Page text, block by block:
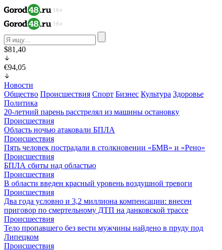
$81,40
€94,05
Новости
Общество Происшествия Спорт Бизнес Культура Здоровье
Политика
20-летний парень расстрелял из машины остановку
Происшествия
Область ночью атаковали БПЛА
Происшествия
Пять человек пострадали в столкновении «БМВ» и «Рено»
Происшествия
БПЛА сбиты над областью
Происшествия
В области введен красный уровень воздушной тревоги
Происшествия
Два года условно и 3,2 миллиона компенсации: внесен
приговор по смертельному ДТП на данковской трассе
Происшествия
Тело пропавшего без вести мужчины найдено в пруду под
Липецком
Происшествия